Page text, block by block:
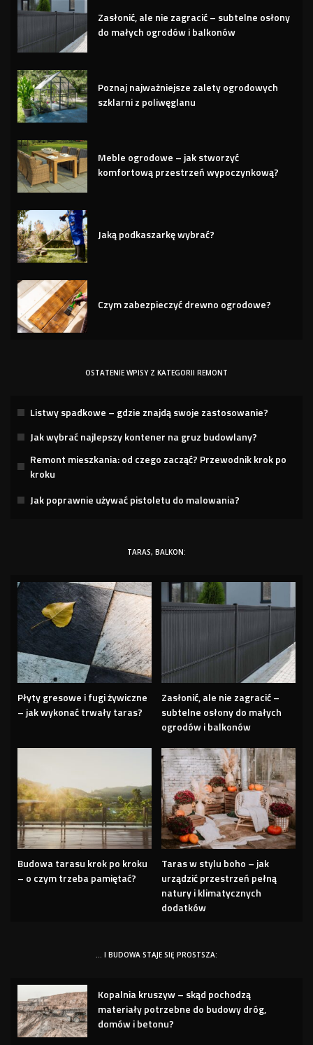
Zasłonić, ale nie zagracić – subtelne osłony
do małych ogrodów i balkonów
Poznaj najważniejsze zalety ogrodowych
szklarni z poliwęglanu
Meble ogrodowe – jak stworzyć
komfortową przestrzeń wypoczynkową?
Jaką podkaszarkę wybrać?
Czym zabezpieczyć drewno ogrodowe?
OSTATENIE WPISY Z KATEGORII REMONT
Listwy spadkowe – gdzie znajdą swoje zastosowanie?
Jak wybrać najlepszy kontener na gruz budowlany?
Remont mieszkania: od czego zacząć? Przewodnik krok po
kroku
Jak poprawnie używać pistoletu do malowania?
TARAS, BALKON:
Płyty gresowe i fugi żywiczne
– jak wykonać trwały taras?
Zasłonić, ale nie zagracić –
subtelne osłony do małych
ogrodów i balkonów
Budowa tarasu krok po kroku
– o czym trzeba pamiętać?
Taras w stylu boho – jak
urządzić przestrzeń pełną
natury i klimatycznych
dodatków
… I BUDOWA STAJE SIĘ PROSTSZA:
Kopalnia kruszyw – skąd pochodzą
materiały potrzebne do budowy dróg,
domów i betonu?